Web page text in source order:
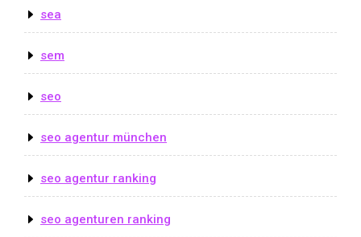
sea
sem
seo
seo agentur münchen
seo agentur ranking
seo agenturen ranking